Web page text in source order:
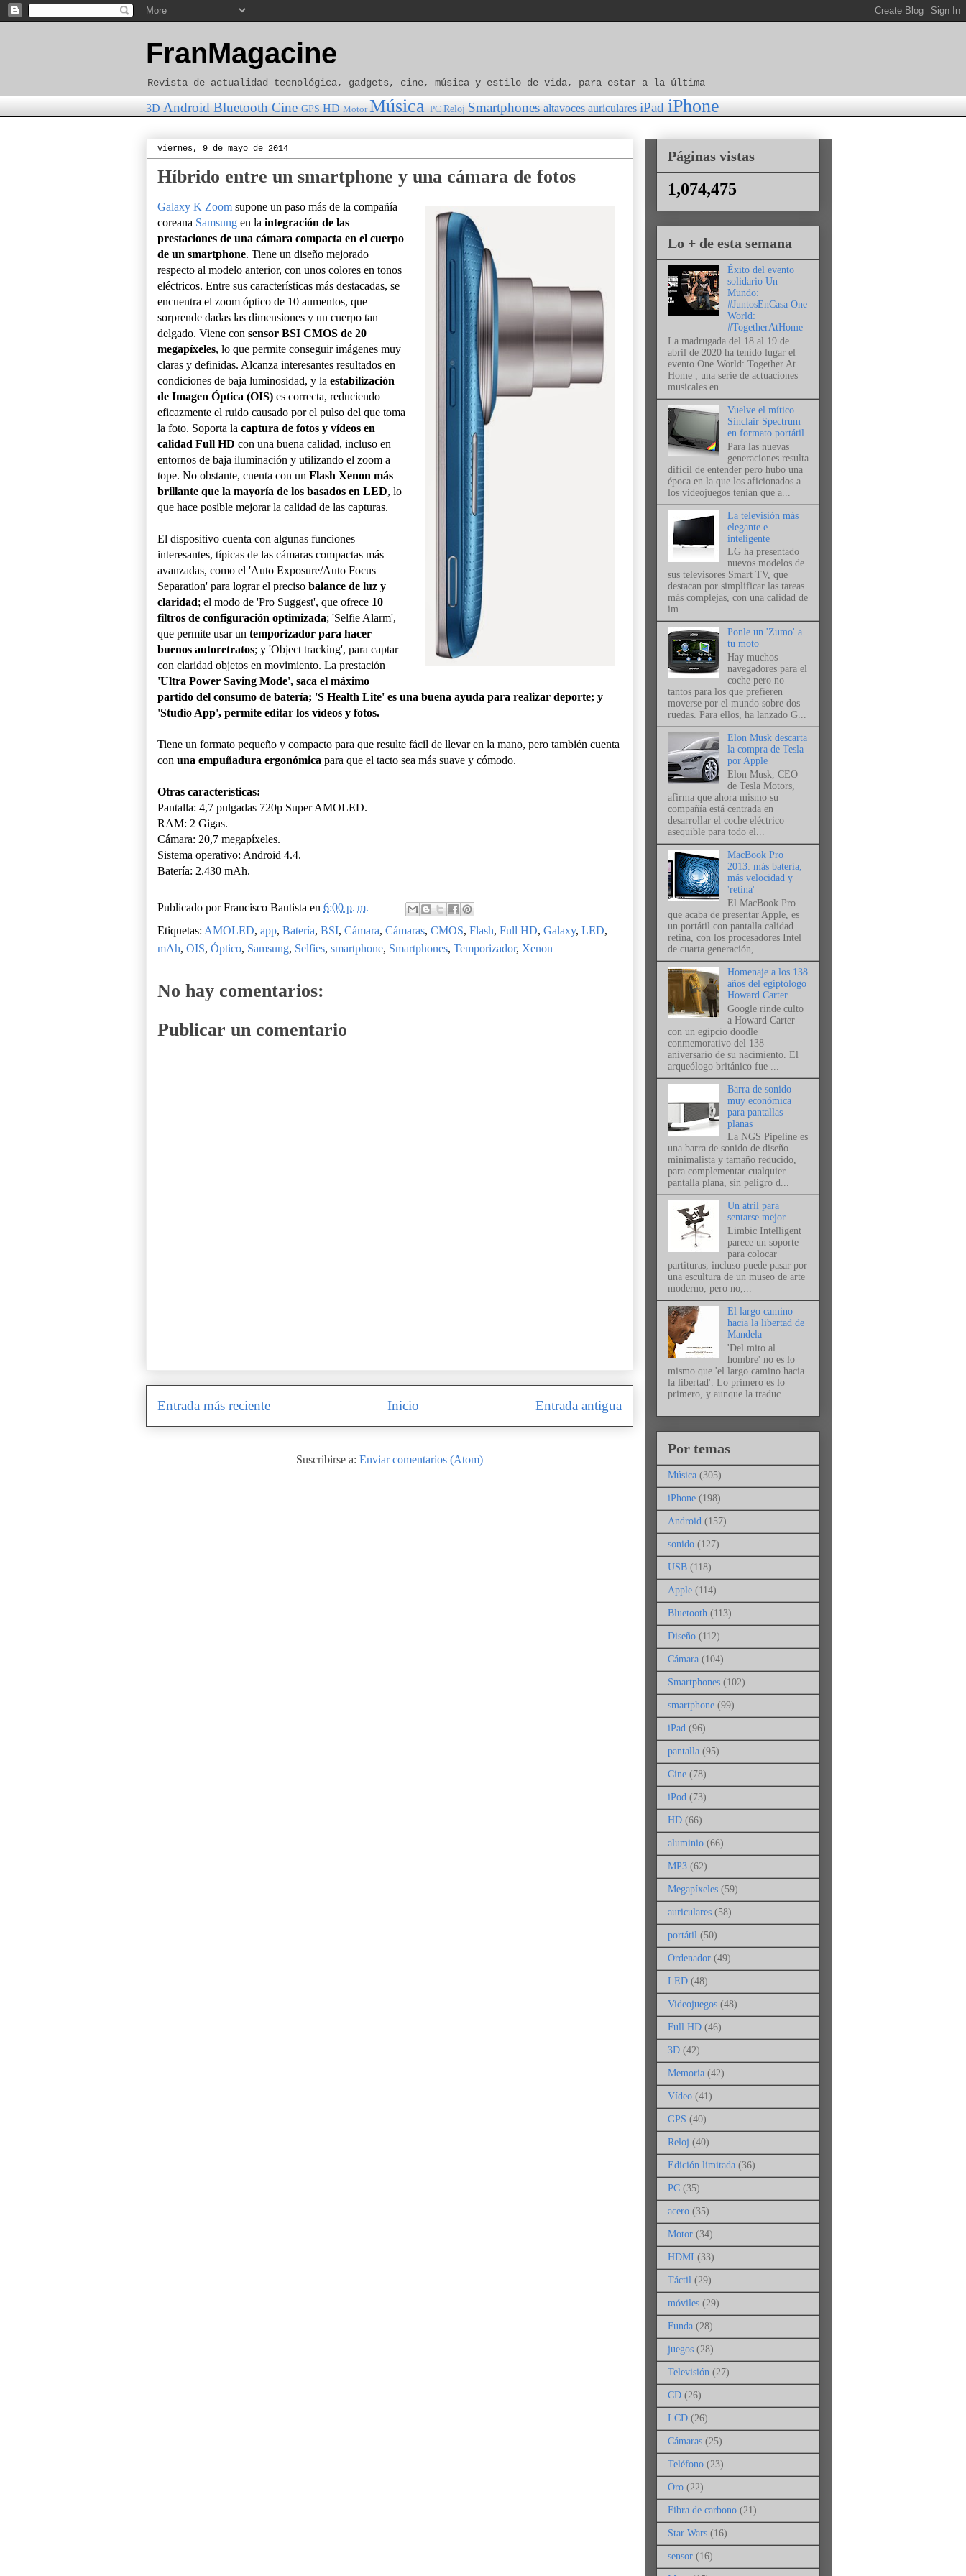
FranMagacine
Revista de actualidad tecnológica, gadgets, cine, música y estilo de vida, para estar a la última
3D Android Bluetooth Cine GPS HD Motor Música PC Reloj Smartphones altavoces auriculares iPad iPhone
viernes, 9 de mayo de 2014
Híbrido entre un smartphone y una cámara de fotos
Galaxy K Zoom supone un paso más de la compañía
coreana Samsung en la integración de las
prestaciones de una cámara compacta en el cuerpo
de un smartphone. Tiene un diseño mejorado
respecto al modelo anterior, con unos colores en tonos
eléctricos. Entre sus características más destacadas, se
encuentra el zoom óptico de 10 aumentos, que
sorprende dadas las dimensiones y un cuerpo tan
delgado. Viene con sensor BSI CMOS de 20
megapíxeles, lo que permite conseguir imágenes muy
claras y definidas. Alcanza interesantes resultados en
condiciones de baja luminosidad, y la estabilización
de Imagen Óptica (OIS) es correcta, reduciendo
eficazmente el ruido causado por el pulso del que toma
la foto. Soporta la captura de fotos y vídeos en
calidad Full HD con una buena calidad, incluso en
entornos de baja iluminación y utilizando el zoom a
tope. No obstante, cuenta con un Flash Xenon más
brillante que la mayoría de los basados en LED, lo
que hace posible mejorar la calidad de las capturas.
El dispositivo cuenta con algunas funciones
interesantes, típicas de las cámaras compactas más
avanzadas, como el 'Auto Exposure/Auto Focus
Separation' para lograr el preciso balance de luz y
claridad; el modo de 'Pro Suggest', que ofrece 10
filtros de configuración optimizada; 'Selfie Alarm',
que permite usar un temporizador para hacer
buenos autoretratos; y 'Object tracking', para captar
con claridad objetos en movimiento. La prestación
'Ultra Power Saving Mode', saca el máximo
partido del consumo de batería; 'S Health Lite' es una buena ayuda para realizar deporte; y
'Studio App', permite editar los vídeos y fotos.
Tiene un formato pequeño y compacto para que resulte fácil de llevar en la mano, pero también cuenta
con una empuñadura ergonómica para que el tacto sea más suave y cómodo.
Otras características:
Pantalla: 4,7 pulgadas 720p Super AMOLED.
RAM: 2 Gigas.
Cámara: 20,7 megapíxeles.
Sistema operativo: Android 4.4.
Batería: 2.430 mAh.
Publicado porFrancisco Bautista en 6:00 p. m.
Etiquetas: AMOLED, app, Batería, BSI, Cámara, Cámaras, CMOS, Flash, Full HD, Galaxy, LED,
mAh, OIS, Óptico, Samsung, Selfies, smartphone, Smartphones, Temporizador, Xenon
No hay comentarios:
Publicar un comentario
Entrada más reciente Entrada antigua
Inicio
Suscribirse a: Enviar comentarios (Atom)
Páginas vistas
1,074,475
Lo + de esta semana
Éxito del evento
solidario Un
Mundo:
#JuntosEnCasa One
World:
#TogetherAtHome
La madrugada del 18 al 19 de
abril de 2020 ha tenido lugar el
evento One World: Together At
Home , una serie de actuaciones
musicales en...
Vuelve el mítico
Sinclair Spectrum
en formato portátil
Para las nuevas
generaciones resulta
difícil de entender pero hubo una
época en la que los aficionados a
los videojuegos tenían que a...
La televisión más
elegante e
inteligente
LG ha presentado
nuevos modelos de
sus televisores Smart TV, que
destacan por simplificar las tareas
más complejas, con una calidad de
im...
Ponle un 'Zumo' a
tu moto
Hay muchos
navegadores para el
coche pero no
tantos para los que prefieren
moverse por el mundo sobre dos
ruedas. Para ellos, ha lanzado G...
Elon Musk descarta
la compra de Tesla
por Apple
Elon Musk, CEO
de Tesla Motors,
afirma que ahora mismo su
compañía está centrada en
desarrollar el coche eléctrico
asequible para todo el...
MacBook Pro
2013: más batería,
más velocidad y
'retina'
El MacBook Pro
que acaba de presentar Apple, es
un portátil con pantalla calidad
retina, con los procesadores Intel
de cuarta generación,...
Homenaje a los 138
años del egiptólogo
Howard Carter
Google rinde culto
a Howard Carter
con un egipcio doodle
conmemorativo del 138
aniversario de su nacimiento. El
arqueólogo británico fue ...
Barra de sonido
muy económica
para pantallas
planas
La NGS Pipeline es
una barra de sonido de diseño
minimalista y tamaño reducido,
para complementar cualquier
pantalla plana, sin peligro d...
Un atril para
sentarse mejor
Limbic Intelligent
parece un soporte
para colocar
partituras, incluso puede pasar por
una escultura de un museo de arte
moderno, pero no,...
El largo camino
hacia la libertad de
Mandela
'Del mito al
hombre' no es lo
mismo que 'el largo camino hacia
la libertad'. Lo primero es lo
primero, y aunque la traduc...
Por temas
Música (305)
iPhone (198)
Android (157)
sonido (127)
USB (118)
Apple (114)
Bluetooth (113)
Diseño (112)
Cámara (104)
Smartphones (102)
smartphone (99)
iPad (96)
pantalla (95)
Cine (78)
iPod (73)
HD (66)
aluminio (66)
MP3 (62)
Megapíxeles (59)
auriculares (58)
portátil (50)
Ordenador (49)
LED (48)
Videojuegos (48)
Full HD (46)
3D (42)
Memoria (42)
Vídeo (41)
GPS (40)
Reloj (40)
Edición limitada (36)
PC (35)
acero (35)
Motor (34)
HDMI (33)
Táctil (29)
móviles (29)
Funda (28)
juegos (28)
Televisión (27)
CD (26)
LCD (26)
Cámaras (25)
Teléfono (23)
Oro (22)
Fibra de carbono (21)
Star Wars (16)
sensor (16)